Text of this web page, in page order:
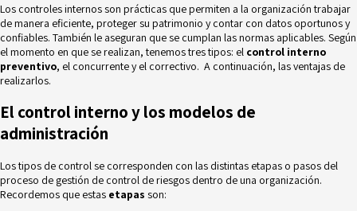
Los controles internos son prácticas que permiten a la organización trabajar
de manera eficiente, proteger su patrimonio y contar con datos oportunos y
confiables. También le aseguran que se cumplan las normas aplicables. Según
el momento en que se realizan, tenemos tres tipos: el control interno
preventivo, el concurrente y el correctivo. A continuación, las ventajas de
realizarlos.
El control interno y los modelos de
administración
Los tipos de control se corresponden con las distintas etapas o pasos del
proceso de gestión de control de riesgos dentro de una organización.
Recordemos que estas etapas son: